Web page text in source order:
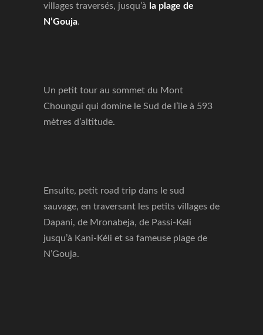
villages traversés, jusqu’à la plage de
N’Gouja.
Un petit tour au sommet du Mont
Choungui qui domine le Sud de l’île à 593
mètres d’altitude.
Ensuite, petit road trip dans le sud
sauvage, en traversant les petits villages de
Dapani, de Mronabeja, de Passi-Keli
jusqu’à Kani-Kéli et sa fameuse plage de
N’Gouja.